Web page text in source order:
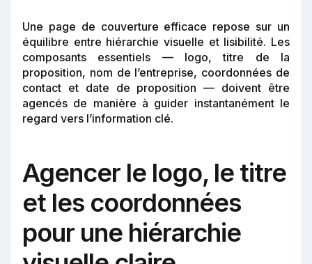
Une page de couverture efficace repose sur un
équilibre entre hiérarchie visuelle et lisibilité. Les
composants essentiels — logo, titre de la
proposition, nom de l’entreprise, coordonnées de
contact et date de proposition — doivent être
agencés de manière à guider instantanément le
regard vers l’information clé.
Agencer le logo, le titre
et les coordonnées
pour une hiérarchie